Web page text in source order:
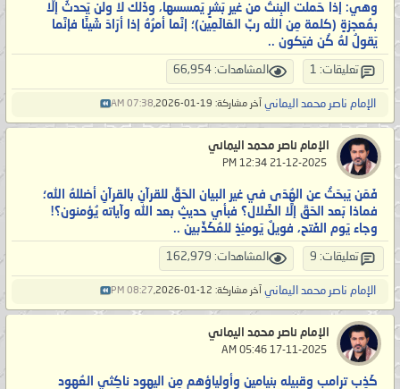
وهي: إذا حَملت البِنتُ من غير بَشرٍ يَمسسها، وذَلك لا ولن يَحدثُ إلَّا
بمُعجزةٍ (كلمة مِن الله ربِّ العَالَمِين)؛ إنَّما أمرُهُ إذا أرَادَ شَيئًا فإنَّما
يَقولُ لهُ كُن فيَكون ..
تعليقات: 1 المشاهدات: 66,954
الإمام ناصر محمد اليماني آخر مشاركة: 19-01-2026, 07:38 AM
الإمام ناصر محمد اليماني
فَمَن يَبحَثُ عن الهُدَى في غير البيان الحَقِّ للقرآنِ بالقرآنِ أضللهُ الله؛
فماذا بَعد الحَقّ إلَّا الضَّلال؟ فبأي حديثٍ بعد الله وآياته يُؤمنون؟!
وجاء يَوم الفَتح، فويلٌ يَومئِذٍ للمُكَذِّبين ..
تعليقات: 9 المشاهدات: 162,979
الإمام ناصر محمد اليماني آخر مشاركة: 12-01-2026, 08:27 PM
الإمام ناصر محمد اليماني
كَذِب ترامب وقبيله بنيامين وأولياؤهم مِن اليهود ناكِثي العُهود